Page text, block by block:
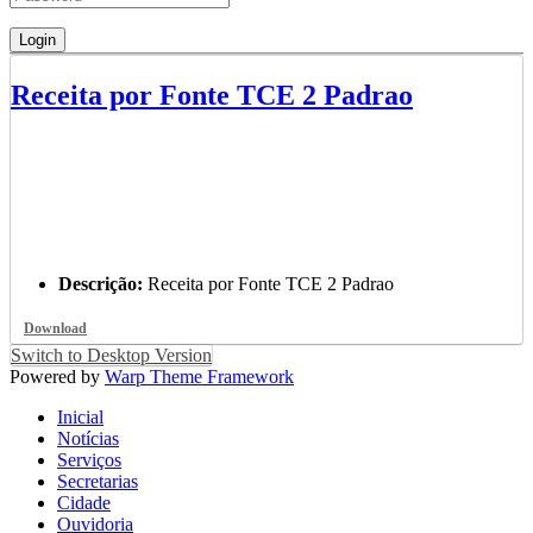
Receita por Fonte TCE 2 Padrao
Descrição: Receita por Fonte TCE 2 Padrao
Download
Switch to Desktop Version
Powered by Warp Theme Framework
Inicial
Notícias
Serviços
Secretarias
Cidade
Ouvidoria